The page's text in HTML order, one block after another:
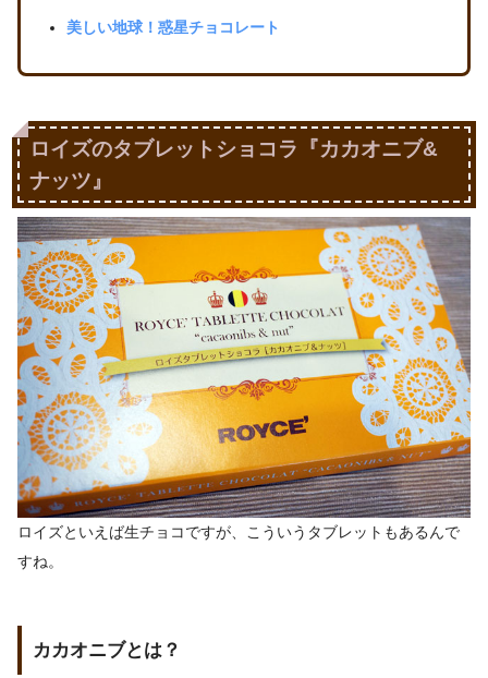
美しい地球！惑星チョコレート
ロイズのタブレットショコラ『カカオニブ&
ナッツ』
ロイズといえば生チョコですが、こういうタブレットもあるんで
すね。
カカオニブとは？